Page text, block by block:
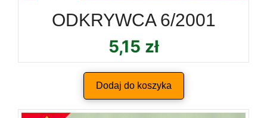
ODKRYWCA 6/2001
5,15 zł
Dodaj do koszyka